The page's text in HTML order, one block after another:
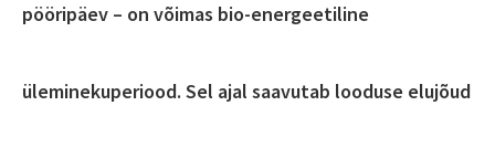
pööripäev – on võimas bio-energeetiline
üleminekuperiood. Sel ajal saavutab looduse elujõud